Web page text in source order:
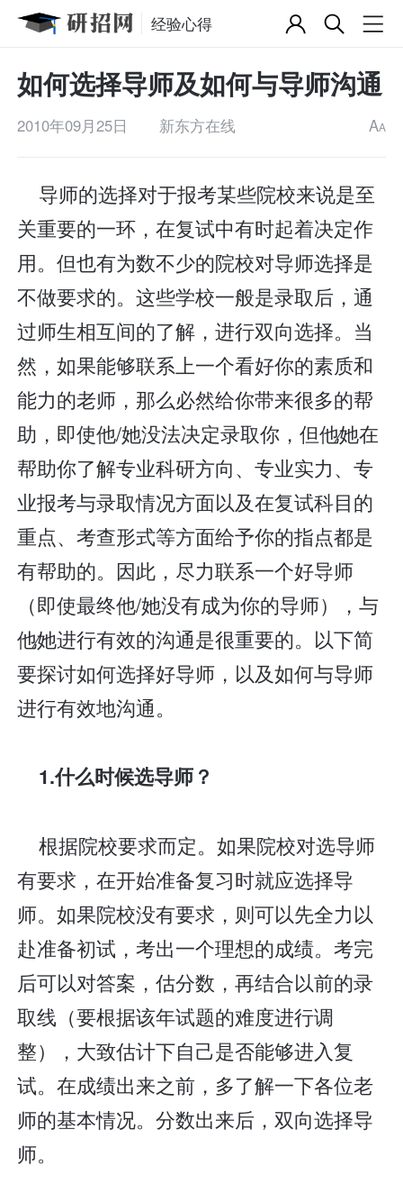
经验心得
如何选择导师及如何与导师沟通
2010年09月25日 新东方在线 AA
导师的选择对于报考某些院校来说是至
关重要的一环，在复试中有时起着决定作
用。但也有为数不少的院校对导师选择是
不做要求的。这些学校一般是录取后，通
过师生相互间的了解，进行双向选择。当
然，如果能够联系上一个看好你的素质和
能力的老师，那么必然给你带来很多的帮
助，即使他/她没法决定录取你，但他∕她在
帮助你了解专业科研方向、专业实力、专
业报考与录取情况方面以及在复试科目的
重点、考查形式等方面给予你的指点都是
有帮助的。因此，尽力联系一个好导师
（即使最终他/她没有成为你的导师），与
他∕她进行有效的沟通是很重要的。以下简
要探讨如何选择好导师，以及如何与导师
进行有效地沟通。
1.什么时候选导师？
根据院校要求而定。如果院校对选导师
有要求，在开始准备复习时就应选择导
师。如果院校没有要求，则可以先全力以
赴准备初试，考出一个理想的成绩。考完
后可以对答案，估分数，再结合以前的录
取线（要根据该年试题的难度进行调
整），大致估计下自己是否能够进入复
试。在成绩出来之前，多了解一下各位老
师的基本情况。分数出来后，双向选择导
师。